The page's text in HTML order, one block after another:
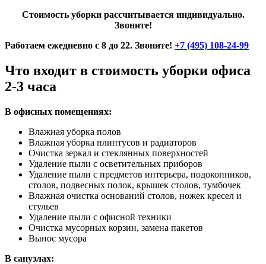
Стоимость уборки рассчитывается индивидуально.
Звоните!
Работаем ежедневно с 8 до 22. Звоните! +7 (495) 108-24-99
Что входит в стоимость уборки офиса
2-3 часа
В офисных помещениях:
Влажная уборка полов
Влажная уборка плинтусов и радиаторов
Очистка зеркал и стеклянных поверхностей
Удаление пыли с осветительных приборов
Удаление пыли с предметов интерьера, подоконников,
столов, подвесных полок, крышек столов, тумбочек
Влажная очистка оснований столов, ножек кресел и
стульев
Удаление пыли с офисной техники
Очистка мусорных корзин, замена пакетов
Вынос мусора
В санузлах: